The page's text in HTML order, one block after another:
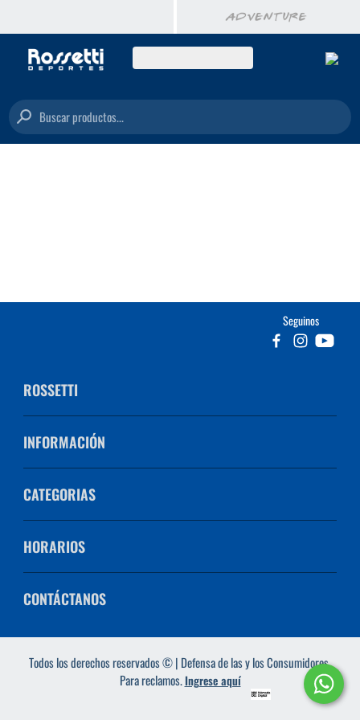
Buscar productos...
Seguinos
ROSSETTI
INFORMACIÓN
CATEGORIAS
HORARIOS
CONTÁCTANOS
Todos los derechos reservados © | Defensa de las y los Consumidores.
Para reclamos.Ingrese aquí